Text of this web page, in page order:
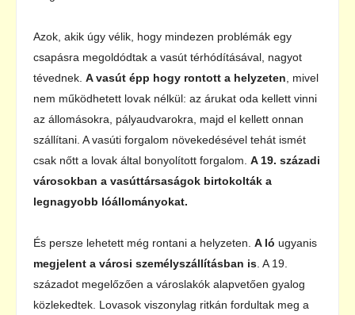
Azok, akik úgy vélik, hogy mindezen problémák egy
csapásra megoldódtak a vasút térhódításával, nagyot
tévednek. A vasút épp hogy rontott a helyzeten , mivel
nem működhetett lovak nélkül: az árukat oda kellett vinni
az állomásokra, pályaudvarokra, majd el kellett onnan
szállítani. A vasúti forgalom növekedésével tehát ismét
csak nőtt a lovak által bonyolított forgalom. A 19. századi
városokban a vasúttársaságok birtokolták a
legnagyobb lóállományokat.
És persze lehetett még rontani a helyzeten. A ló ugyanis
megjelent a városi személyszállításban is . A 19.
századot megelőzően a városlakók alapvetően gyalog
közlekedtek. Lovasok viszonylag ritkán fordultak meg a